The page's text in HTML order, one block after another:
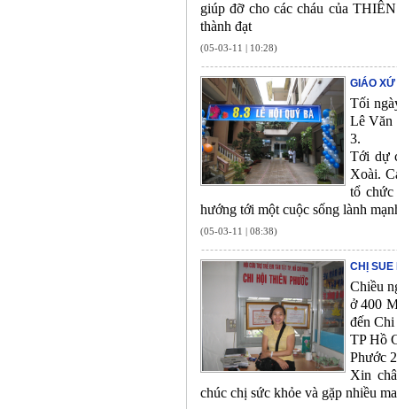
giúp đỡ cho các cháu của
thành đạt
(05-03-11 | 10:28)
GIÁO
Tối
Lê Văn
3.
Tới dự
Xoài.
tổ chức
hướng tới một cuộc sống lành
(05-03-11 | 08:38)
CHỊ SUE
Chiều
ở 400
đến
TP Hồ
Phước
Xin
chúc chị sức khỏe và gặp nhiều